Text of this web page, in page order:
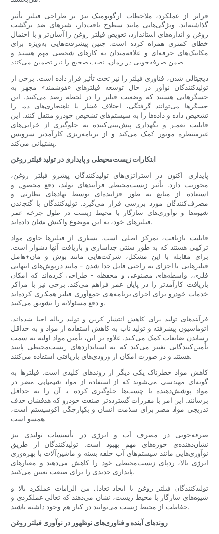
فراتر از عملکرد، ملاحظات ارگونومیک نیز بر طراحی فیلتر تأثیر
گذاشته‌اند. ویژگی‌هایی مانند سطوح بافت‌دار، شیرهای ضد برگشت
روغن و اندازه‌های استاندارد، تعویض فیلتر روغن را آسان‌تر و با احتمال
خطای کمتری همراه کرده است. چنین پیشرفت‌هایی به‌ویژه برای
مکانیک‌های حرفه‌ای و علاقه‌مندان به کارهای شخصی مهم هستند و
ضمن صرفه‌جویی در زمان، نصب صحیح را نیز تضمین می‌کنند.
دیجیتالی شدن، فناوری فیلتر را نیز تحت تأثیر قرار داده است. برخی از
تولیدکنندگان نوآور در حال توسعه فیلترهای «هوشمند» مجهز به
حسگرهایی هستند که وضعیت فیلتر را در لحظه رصد می‌کنند. این
حسگرها می‌توانند گرفتگی، اختلاف فشار یا ناهنجاری‌های دما را
تشخیص داده و داده‌ها را به سیستم‌های تشخیص خودرو منتقل کنند. این
قابلیت تعمیر و نگهداری پیش‌بینی‌کننده به جلوگیری از خرابی‌های
غیرمنتظره موتور کمک می‌کند و از برنامه‌ریزی کارآمدتر سرویس
پشتیبانی می‌کند.
ابتکارات زیست‌محیطی و پایداری در تولید فیلتر روغن
پایداری اکنون در استراتژی‌های تولیدکنندگان پیشرو فیلتر روغن،
محوریت دارد. تأثیر زیست‌محیطی فرآیندهای تولید، دفع محصول و
استفاده از منابع به طور فزاینده‌ای توسط نهادهای نظارتی و
مصرف‌کنندگان مورد بررسی قرار می‌گیرد. تولیدکنندگان با گنجاندن
شیوه‌ها و نوآوری‌های سازگار با محیط زیست در طول چرخه عمر
فیلترهای خود، به این موضوع واکنش نشان داده‌اند.
قابلیت بازیافت، تمرکز اصلی است. بسیاری از فیلترها حاوی مواد
ترکیبی هستند که به طور سنتی جداسازی و بازیافت آنها دشوار است.
برای مقابله با این مشکل، شرکت‌هایی مانند بوش و مان+هامل
فیلترهایی با اجزای به راحتی قابل جدا شدن - مانند درپوش‌های انتهایی
فلزی، واسطه‌های مصنوعی و محفظه - طراحی کرده‌اند که امکان
بازیافت کارآمدتر را در پایان عمر فراهم می‌کند. برخی نیز با مراکز
خدمات خودرو برای اجرای برنامه‌های جمع‌آوری فیلتر همکاری کرده‌اند
و دفع مسئولانه را تشویق می‌کنند.
فرآیندهای تولید برای کاهش انتشار کربن و تولید زباله احیا شده‌اند.
اتوماسیون پیشرفته و تولید ناب به کاهش استفاده از مواد و به حداقل
رساندن ضایعات کمک می‌کنند. علاوه بر این، تأمین مواد اولیه به سمت
تأمین‌کنندگانی تغییر می‌کند که به استانداردهای زیست‌محیطی پایبند
هستند و در صورت امکان از ورودی‌های بازیافتی استفاده می‌کنند.
کاهش مواد خطرناک یکی دیگر از روندهای کلیدی است. فیلترها به
گونه‌ای مهندسی می‌شوند که از استفاده از مواد شیمیایی مضر در
مواد پوشش‌دهنده یا چسب‌ها جلوگیری کرده یا آن را به حداقل
برسانند. این امر با مقررات گسترده‌تر صنعت خودرو که هدفشان حذف
تدریجی مواد مضر برای سلامت انسان و یکپارچگی اکوسیستم است،
همسو است.
صرفه‌جویی در مصرف آب و انرژی در تأسیسات تولیدی نیز
نشان‌دهنده‌ی حوزه‌های مهم بهبود است. تولیدکنندگان از طریق
نوآوری‌هایی مانند سیستم‌های آب حلقه بسته و ماشین‌آلات با بهره‌وری
انرژی بالا، ردپای زیست‌محیطی خود را کاهش می‌دهند و معیارهای
پایداری جدیدی را برای صنعت تعیین می‌کنند.
تولیدکنندگان فیلتر روغن با ایجاد تعادل بین الزامات عملکرد بالا و
شیوه‌های سازگار با محیط زیست، نشان می‌دهند که تعالی عملکردی و
حفاظت از محیط زیست می‌توانند در کنار هم وجود داشته باشند.
روندهای آینده و فناوری‌های نوظهور در نوآوری فیلتر روغن